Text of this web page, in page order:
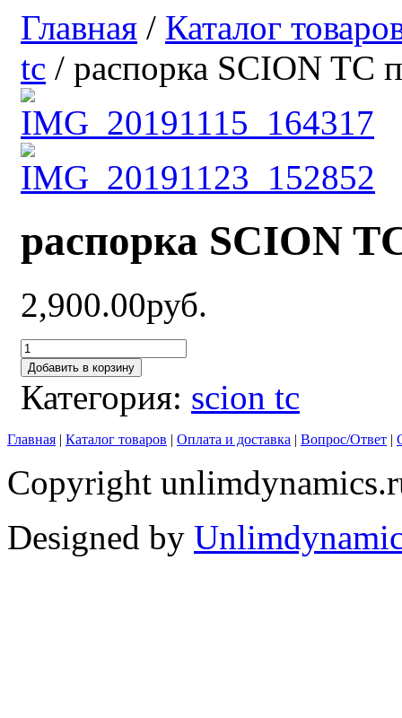
Главная / Каталог
tc / распорка SCION TC
распорка SCION
2,900.00руб.
Добавить в корзину
Категория: scion tc
Главная | Каталог товаров | Оплата и доставка | Вопрос/Ответ |
Copyright
Designed by